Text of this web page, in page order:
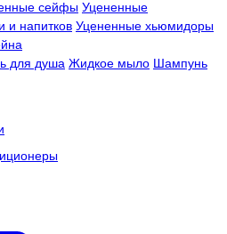
сейфы Уцененные
и напитков Уцененные хьюмидоры
для душа Жидкое мыло Шампунь